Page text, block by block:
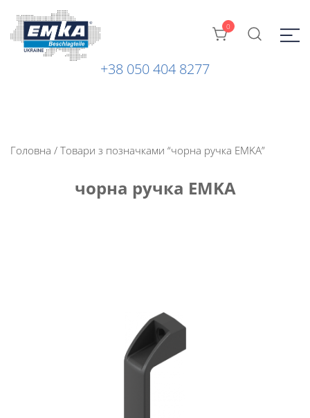
ЕМКА УКРАЇНА
Промислова фурнітура: замки, петлі та ін. від ТМ "EMKA
0
+38 050 404 8277
Головна / Товари з позначками “чорна ручка EMKA”
чорна ручка EMKA